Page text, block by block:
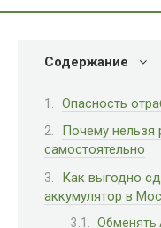
Содержание
Опасность
Почему нельзя
самостоятельно
Как выгодно
аккумулятор в
Обменять